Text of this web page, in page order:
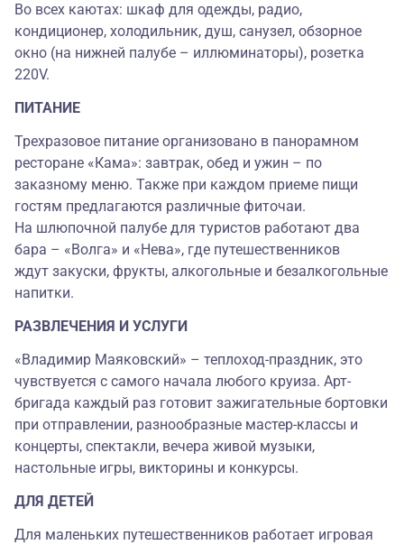
Во всех каютах: шкаф для одежды, радио,
кондиционер, холодильник, душ, санузел, обзорное
окно (на нижней палубе – иллюминаторы), розетка
220V.
ПИТАНИЕ
Трехразовое питание организовано в панорамном
ресторане «Кама»: завтрак, обед и ужин – по
заказному меню. Также при каждом приеме пищи
гостям предлагаются различные фиточаи.
На шлюпочной палубе для туристов работают два
бара – «Волга» и «Нева», где путешественников
ждут закуски, фрукты, алкогольные и безалкогольные
напитки.
РАЗВЛЕЧЕНИЯ И УСЛУГИ
«Владимир Маяковский» – теплоход-праздник, это
чувствуется с самого начала любого круиза. Арт-
бригада каждый раз готовит зажигательные бортовки
при отправлении, разнообразные мастер-классы и
концерты, спектакли, вечера живой музыки,
настольные игры, викторины и конкурсы.
ДЛЯ ДЕТЕЙ
Для маленьких путешественников работает игровая